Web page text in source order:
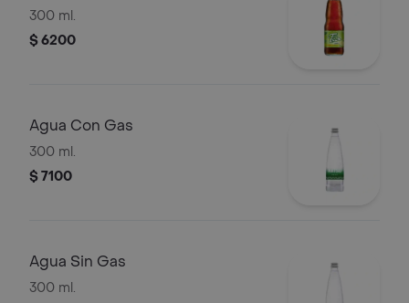
300 ml.
$ 6200
Agua Con Gas
300 ml.
$ 7100
Agua Sin Gas
300 ml.